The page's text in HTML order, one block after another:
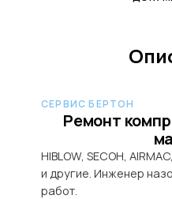
СЕРВИС БЕРТОН
Ремонт
HIBLOW, SECOH,
и другие. Инженер
работ.